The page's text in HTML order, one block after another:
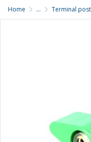
Home ... Terminal